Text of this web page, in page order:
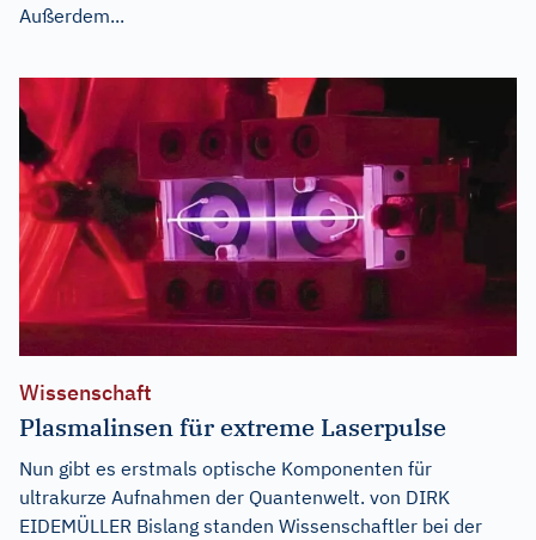
Außerdem...
Wissenschaft
Plasmalinsen für extreme Laserpulse
Nun gibt es erstmals optische Komponenten für
ultrakurze Aufnahmen der Quantenwelt. von DIRK
EIDEMÜLLER Bislang standen Wissenschaftler bei der